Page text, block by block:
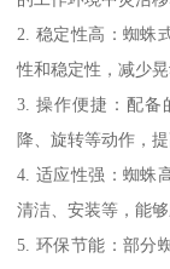
2. 稳定性高：蜘蛛
性和稳定性，减少晃
3. 操作便捷：配备
降、旋转等动作，提
4. 适应性强：蜘蛛
清洁、安装等，能
5. 环保节能：部分